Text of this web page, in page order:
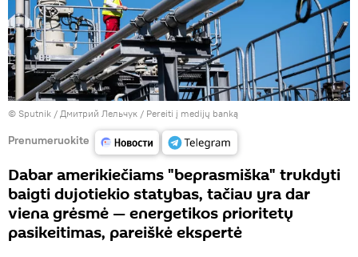
© Sputnik / Дмитрий Лельчук / Pereiti į medijų banką
Prenumeruokite
Dabar amerikiečiams "beprasmiška" trukdyti
baigti dujotiekio statybas, tačiau yra dar
viena grėsmė — energetikos prioritetų
pasikeitimas, pareiškė ekspertė